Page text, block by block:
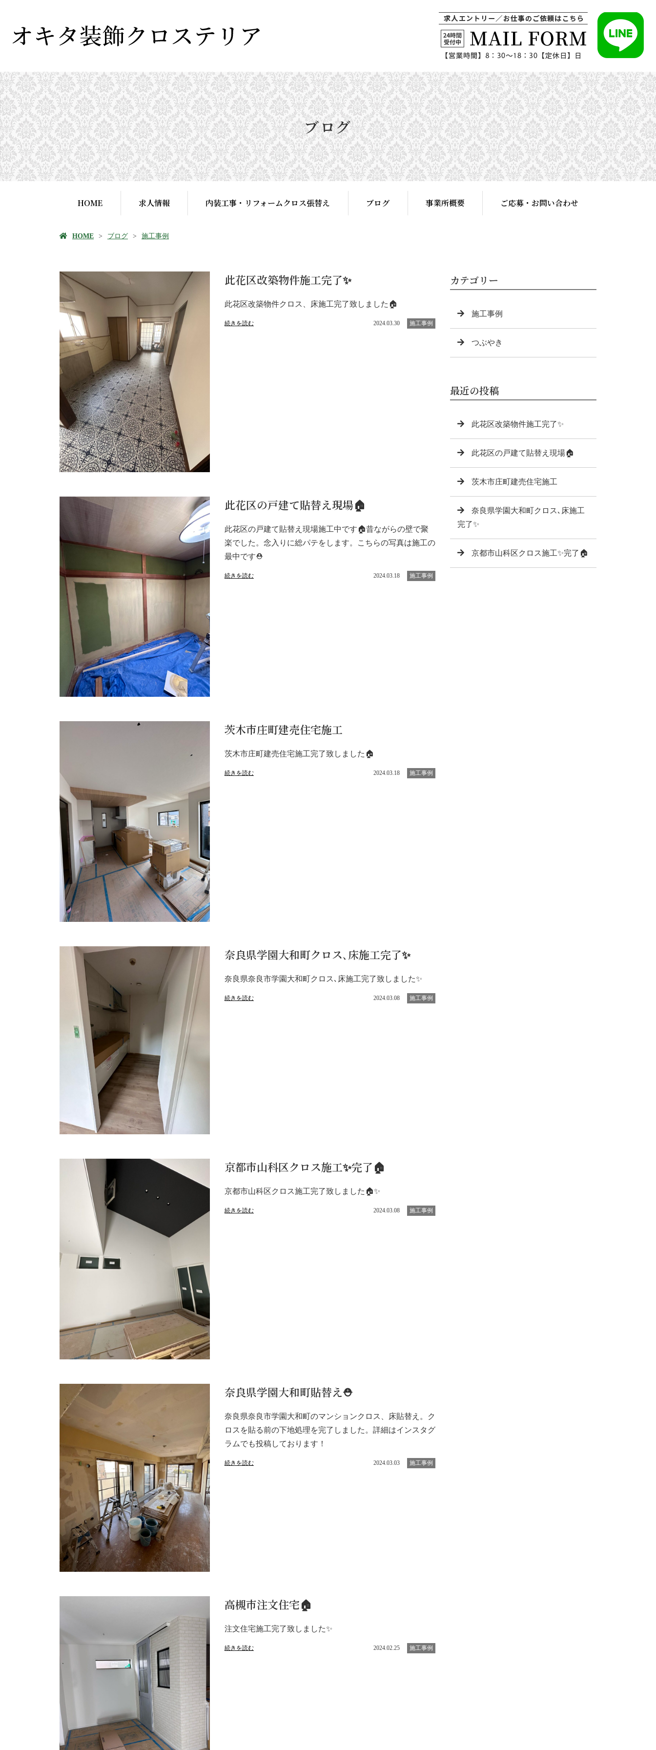
ブログ
HOME 求人情報 内装工事・リフォームクロス張替え ブログ 事業所概要 ご応募・お問い合わせ
HOME ブログ 施工事例
此花区改築物件施工完了✨
此花区改築物件クロス、床施工完了致しました🏠
続きを読む 2024.03.30 施工事例
此花区の戸建て貼替え現場🏠
此花区の戸建て貼替え現場施工中です🏠昔ながらの壁で聚
楽でした。念入りに総パテをします。こちらの写真は施工の
最中です⛑️
続きを読む 2024.03.18 施工事例
茨木市庄町建売住宅施工
茨木市庄町建売住宅施工完了致しました🏠
続きを読む 2024.03.18 施工事例
奈良県学園大和町クロス､床施工完了✨
奈良県奈良市学園大和町クロス､床施工完了致しました✨
続きを読む 2024.03.08 施工事例
京都市山科区クロス施工✨完了🏠
京都市山科区クロス施工完了致しました🏠✨
続きを読む 2024.03.08 施工事例
奈良県学園大和町貼替え⛑️
奈良県奈良市学園大和町のマンションクロス、床貼替え。ク
ロスを貼る前の下地処理を完了しました。詳細はインスタグ
ラムでも投稿しております！
続きを読む 2024.03.03 施工事例
高槻市注文住宅🏠
注文住宅施工完了致しました✨
続きを読む 2024.02.25 施工事例
カテゴリー
施工事例
つぶやき
最近の投稿
此花区改築物件施工完了✨
此花区の戸建て貼替え現場🏠
茨木市庄町建売住宅施工
奈良県学園大和町クロス､床施工
完了✨
京都市山科区クロス施工✨完了🏠